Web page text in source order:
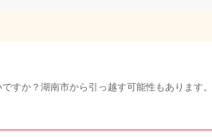
すか？湖南市から引っ越す可能性もあります。